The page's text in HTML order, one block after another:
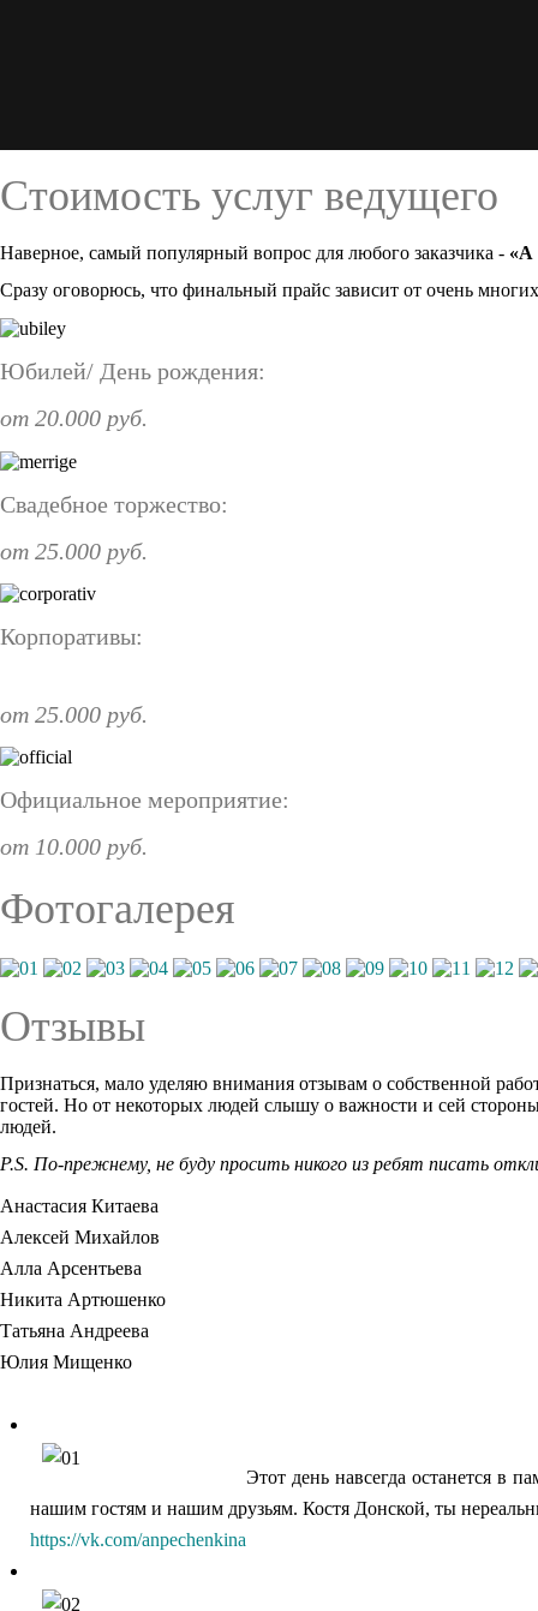
Стоимость услуг ведущего
Наверное, самый популярный вопрос для любого заказчика - «А
Сразу оговорюсь, что финальный прайс зависит от очень
Юбилей/ День рождения:
от 20.000 руб.
Свадебное торжество:
от 25.000 руб.
Корпоративы:
от 25.000 руб.
Официальное мероприятие:
от 10.000 руб.
Фотогалерея
Отзывы
Признаться, мало уделяю внимания отзывам о собственной
гостей. Но от некоторых людей слышу о важности и сей
людей.
P.S. По-прежнему, не буду просить никого из ребят писать
Анастасия Китаева
Алексей Михайлов
Алла Арсентьева
Никита Артюшенко
Татьяна Андреева
Юлия Мищенко
Этот день навсегда останется в
нашим гостям и нашим друзьям. Костя Донской, ты
https://vk.com/anpechenkina